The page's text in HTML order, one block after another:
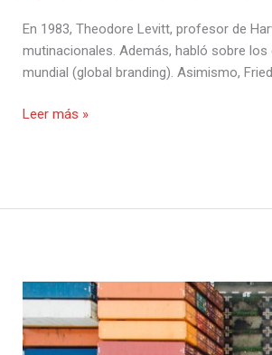
En 1983, Theodore Levitt, profesor de
mutinacionales. Además, habló sobre
mundial (global branding). Asimismo,
Leer más »
La
Logística
en